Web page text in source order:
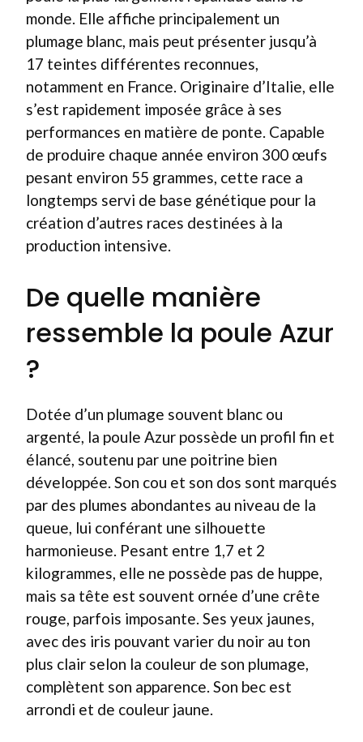
monde. Elle affiche principalement un
plumage blanc, mais peut présenter jusqu’à
17 teintes différentes reconnues,
notamment en France. Originaire d’Italie, elle
s’est rapidement imposée grâce à ses
performances en matière de ponte. Capable
de produire chaque année environ 300 œufs
pesant environ 55 grammes, cette race a
longtemps servi de base génétique pour la
création d’autres races destinées à la
production intensive.
De quelle manière
ressemble la poule Azur
?
Dotée d’un plumage souvent blanc ou
argenté, la poule Azur possède un profil fin et
élancé, soutenu par une poitrine bien
développée. Son cou et son dos sont marqués
par des plumes abondantes au niveau de la
queue, lui conférant une silhouette
harmonieuse. Pesant entre 1,7 et 2
kilogrammes, elle ne possède pas de huppe,
mais sa tête est souvent ornée d’une crête
rouge, parfois imposante. Ses yeux jaunes,
avec des iris pouvant varier du noir au ton
plus clair selon la couleur de son plumage,
complètent son apparence. Son bec est
arrondi et de couleur jaune.